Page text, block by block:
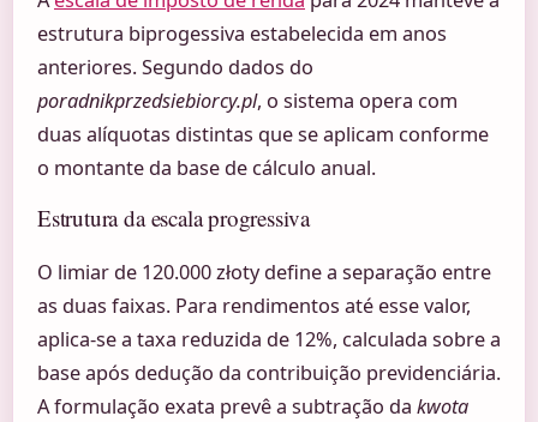
estrutura biprogessiva estabelecida em anos
anteriores. Segundo dados do
poradnikprzedsiebiorcy.pl, o sistema opera com
duas alíquotas distintas que se aplicam conforme
o montante da base de cálculo anual.
Estrutura da escala progressiva
O limiar de 120.000 złoty define a separação entre
as duas faixas. Para rendimentos até esse valor,
aplica-se a taxa reduzida de 12%, calculada sobre a
base após dedução da contribuição previdenciária.
A formulação exata prevê a subtração da kwota